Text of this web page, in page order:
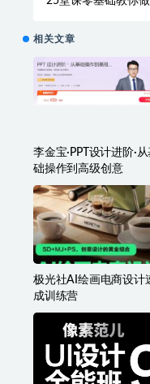
相关文章
李金宝·PPT设计进阶·
础操作到高级创意
极光社AI绘画电商设计
成训练营